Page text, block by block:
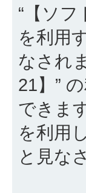
“【ソフ
を利用
なされ
21】”
できま
を利用
と見な